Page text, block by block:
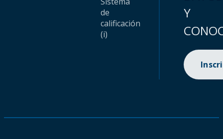
de
calificación
(i)
Y